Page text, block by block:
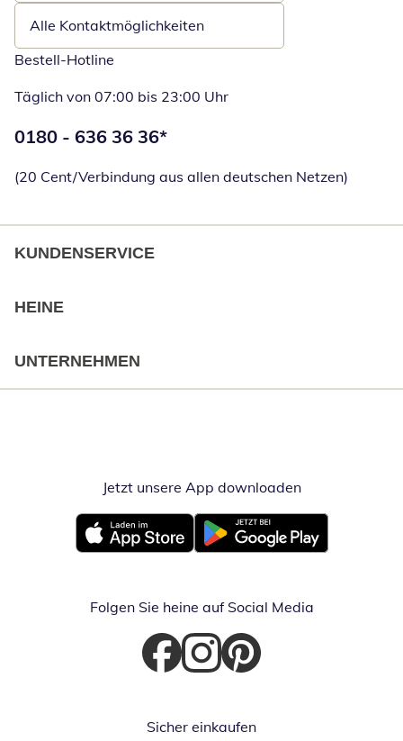
Alle Kontaktmöglichkeiten
Bestell-Hotline
Täglich von 07:00 bis 23:00 Uhr
Telefonnummer:
0180 - 636 36 36*
(20 Cent/Verbindung aus allen deutschen Netzen)
KUNDENSERVICE
HEINE
UNTERNEHMEN
Jetzt unsere App downloadenÖffnet in
Öffnet in neuem FensterÖffnet in neuem Fenster
Folgen Sie heine auf Social Media
Öffnet in neuem Fenster
Öffnet in neuem Fenster
Öffnet in neuem Fenster
Sicher einkaufen